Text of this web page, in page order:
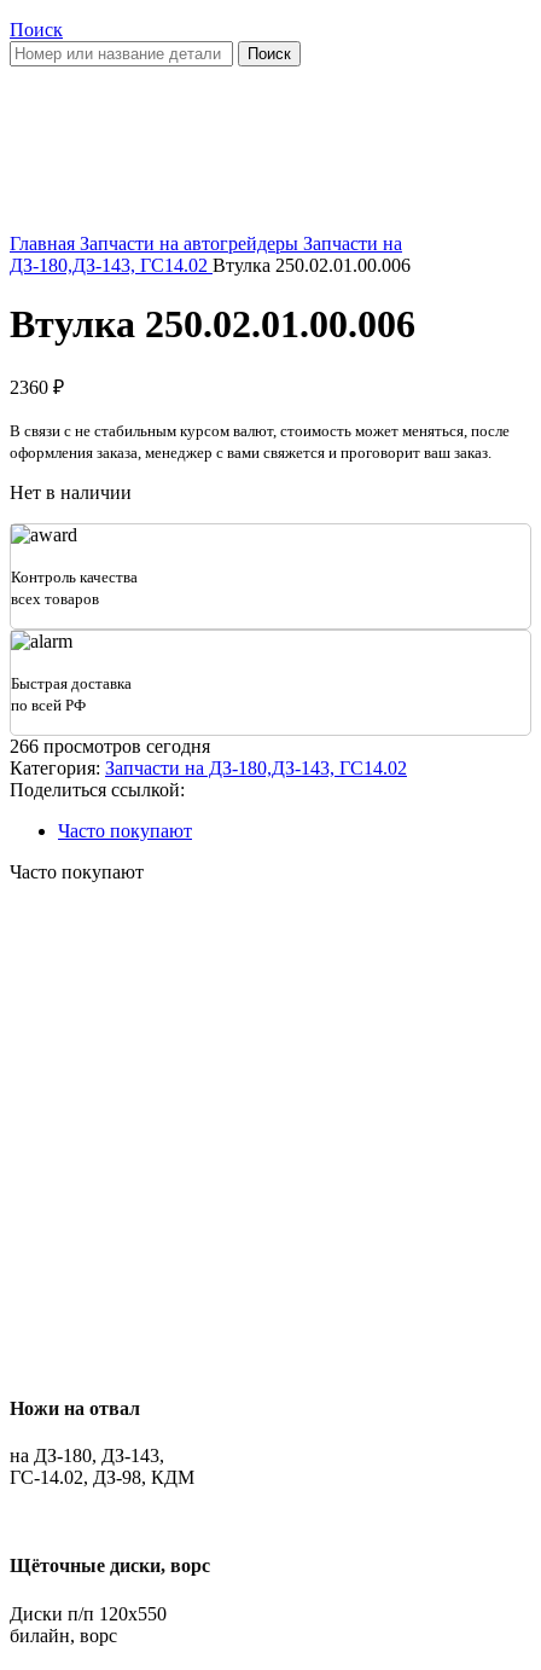
Поиск
Поиск
Главная Запчасти на автогрейдеры Запчасти на
ДЗ-180,ДЗ-143, ГС14.02 Втулка 250.02.01.00.006
Втулка 250.02.01.00.006
2360 ₽
В связи с не стабильным курсом валют, стоимость может меняться, после
оформления заказа, менеджер с вами свяжется и проговорит ваш заказ.
Нет в наличии
Контроль качества
всех товаров
Быстрая доставка
по всей РФ
266 просмотров сегодня
Категория: Запчасти на ДЗ-180,ДЗ-143, ГС14.02
Поделиться ссылкой:
Часто покупают
Часто покупают
Ножи на отвал
на ДЗ-180, ДЗ-143,
ГС-14.02, ДЗ-98, КДМ
Щёточные диски, ворс
Диски п/п 120х550
билайн, ворс